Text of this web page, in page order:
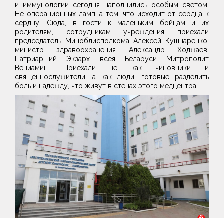
и иммунологии сегодня наполнились особым светом.
Не операционных ламп, а тем, что исходит от сердца к
сердцу. Сюда, в гости к маленьким бойцам и их
родителям, сотрудникам учреждения приехали
председатель Миноблисполкома Алексей Кушнаренко,
министр здравоохранения Александр Ходжаев,
Патриарший Экзарх всея Беларуси Митрополит
Вениамин. Приехали не как чиновники и
священнослужители, а как люди, готовые разделить
боль и надежду, что живут в стенах этого медцентра.